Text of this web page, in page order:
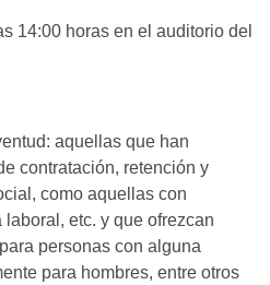
14:00 horas en el auditorio del
: aquellas que han
contratación, retención y
como aquellas con
etc. y que ofrezcan
personas con alguna
para hombres, entre otros